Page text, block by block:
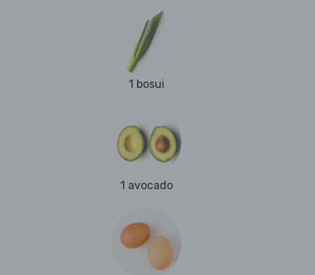
1 bosui
1 avocado